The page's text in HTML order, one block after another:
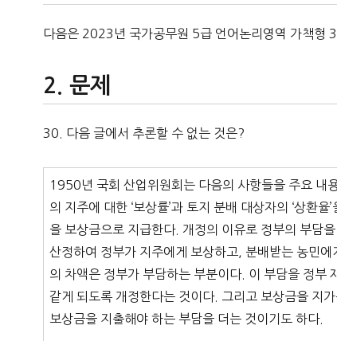
다음은 2023년 국가공무원 5급 언어논리영역 가책형
문제
30. 다음 글에서 추론할 수 없는 것은?
1950년 국회 산업위원회는 다음의 사항들을 주요 내
의 지주에 대한 ‘보상률’과 토지 분배 대상자의 ‘상환
을 보상금으로 지급한다. 개정의 이유로 정부의 부담
산정하여 정부가 지주에게 보상하고, 분배받는 농민
의 차액은 정부가 부담하는 부분이다. 이 부담을 정부
같게 되도록 개정한다는 것이다. 그리고 보상금을 지
보상금을 지출해야 하는 부담을 더는 것이기도 하다.